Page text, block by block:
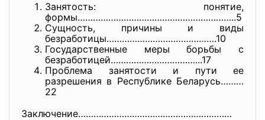
Занятость: понятие,
формы……………………………………………………..5
Сущность, причины и виды
безработицы…………………………………….10
Государственные меры борьбы с
безработицей……………………………...17
Проблема занятости и пути ее
разрешения в Республике Беларусь………
22
Заключение……………………………………………………